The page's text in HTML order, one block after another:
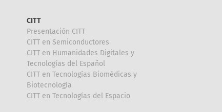
CITT
Presentación CITT
CITT en Semiconductores
CITT en Humanidades Digitales y
Tecnologías del Español
CITT en Tecnologías Biomédicas y
Biotecnología
CITT en Tecnologías del Espacio